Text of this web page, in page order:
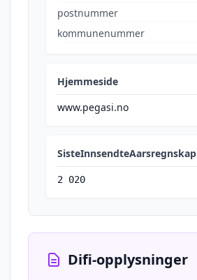
postnummer
kommunenummer
Hjemmeside
www.pegasi.no
SisteInnsendteAarsregnskap
2 020
Difi-opplysninger